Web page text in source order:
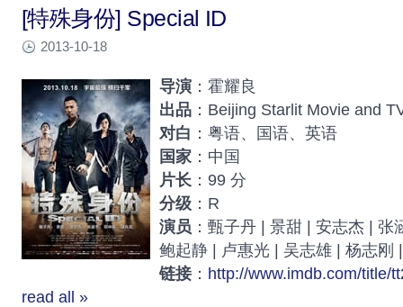
[特殊身份] Special ID
2013-10-18
导演 ：霍耀良
出品 ：Beijing Starlit Movie and
对白 ：粤语、国语、英语
国家 ：中国
片长 ：99 分
分级 ：R
演员 ：甄子丹 | 景甜 | 安志杰 |
鲍起静 | 卢惠光 | 吴志雄 | 杨志刚
链接 ： http://www.imdb.com/title/
read all »